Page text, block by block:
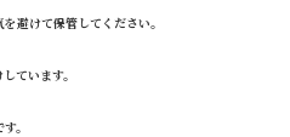
避けて保管してください。
ています。
。